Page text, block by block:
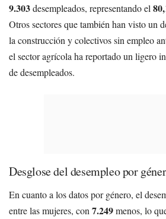
9.303desempleados, representando el
Otros sectores que también han visto un
la construcción y colectivos sin empleo
el sector agrícola ha reportado un ligero
de desempleados.
Desglose del desempleo por
En cuanto a los datos por género, el
entre las mujeres, con 7.249menos, lo